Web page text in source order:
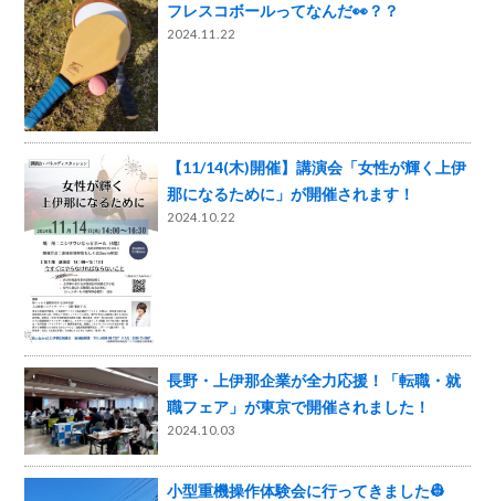
フレスコボールってなんだ👀？？
2024.11.22
【11/14(木)開催】講演会「女性が輝く上伊
那になるために」が開催されます！
2024.10.22
長野・上伊那企業が全力応援！「転職・就
職フェア」が東京で開催されました！
2024.10.03
小型重機操作体験会に行ってきました👷